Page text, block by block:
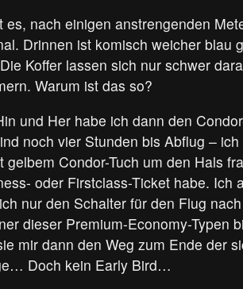
es, nach einigen anstrengenden
Drinnen ist komisch weicher blau
Koffer lassen sich nur schwer
Warum ist das so?
und Her habe ich dann den
noch vier Stunden bis Abflug –
gelbem Condor-Tuch um den Hals
oder Firstclass-Ticket habe. Ich
nur den Schalter für den Flug
dieser Premium-Economy-Typen
mir dann den Weg zum Ende der
Doch kein Early Bird…